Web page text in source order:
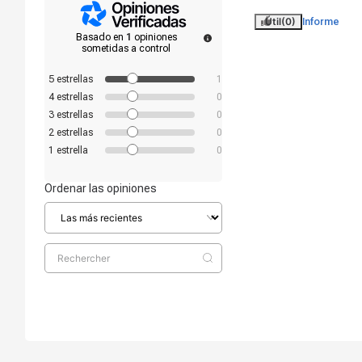
Basado en 1 opiniones
sometidas a control
5 estrellas
1
4estrellas
0
3 estrellas
0
2 estrellas
0
1 estrella 0
Ordenar las opiniones
Útil(0) Informe